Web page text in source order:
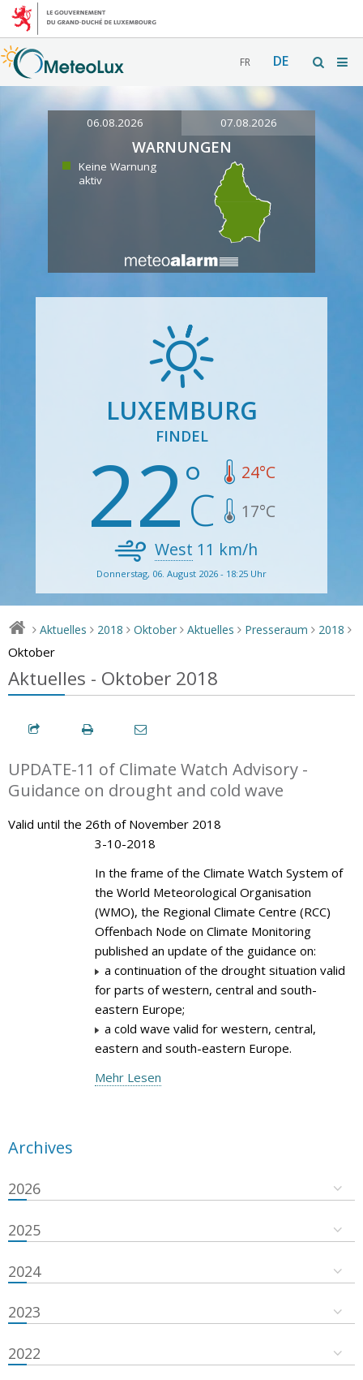
FR DE
06.08.2026 07.08.2026
WARNUNGEN
Keine Warnung
aktiv
LUXEMBURG
FINDEL
22 24°C
17°C
West 11 km/h
Donnerstag, 06. August 2026 - 18:25 Uhr
> Aktuelles > 2018 > Oktober > Aktuelles > Presseraum > 2018 >
Oktober
Aktuelles - Oktober 2018
UPDATE-11 of Climate Watch Advisory -
Guidance on drought and cold wave
Valid until the 26th of November 2018
3-10-2018
In the frame of the Climate Watch System of
the World Meteorological Organisation
(WMO), the Regional Climate Centre (RCC)
Offenbach Node on Climate Monitoring
published an update of the guidance on:
a continuation of the drought situation valid
for parts of western, central and south-
eastern Europe;
a cold wave valid for western, central,
eastern and south-eastern Europe.
Mehr Lesen
Archives
2026
2025
2024
2023
2022